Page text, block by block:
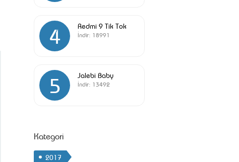
4 Redmi 9 Tik Tok
İndir: 18991
5 Jalebi Baby
İndir: 13492
Kategori
2017